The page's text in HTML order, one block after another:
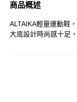
商品概述
ALTAIKA輕量運動鞋
大底設計時尚感十足